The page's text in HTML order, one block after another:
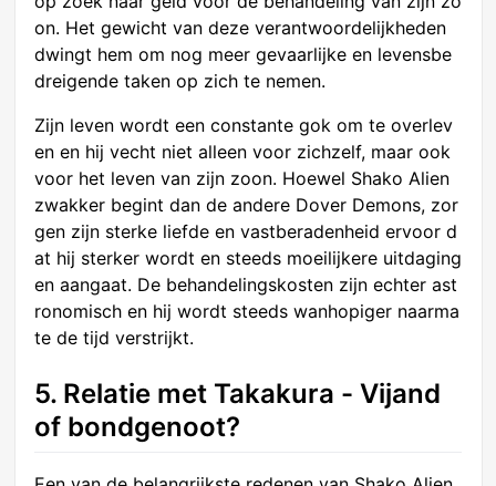
on. Het gewicht van deze verantwoordelijkheden
dwingt hem om nog meer gevaarlijke en levensbe
dreigende taken op zich te nemen.
Zijn leven wordt een constante gok om te overlev
en en hij vecht niet alleen voor zichzelf, maar ook
voor het leven van zijn zoon. Hoewel Shako Alien
zwakker begint dan de andere Dover Demons, zor
gen zijn sterke liefde en vastberadenheid ervoor d
at hij sterker wordt en steeds moeilijkere uitdaging
en aangaat. De behandelingskosten zijn echter ast
ronomisch en hij wordt steeds wanhopiger naarma
te de tijd verstrijkt.
5. Relatie met Takakura - Vijand
of bondgenoot?